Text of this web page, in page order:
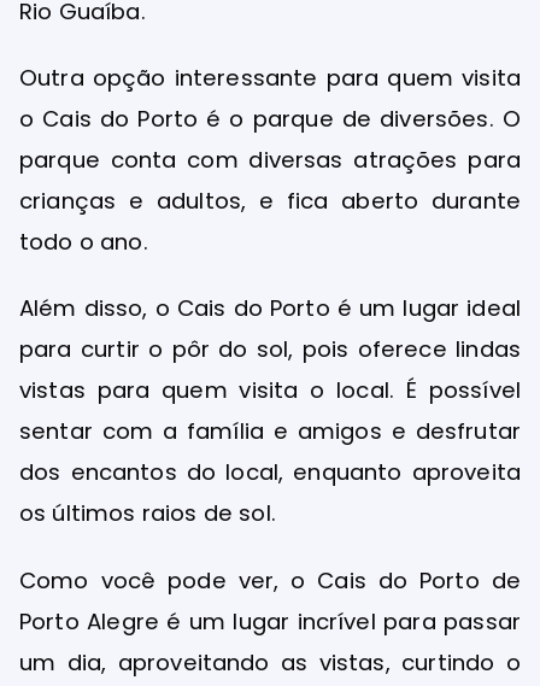
Rio Guaíba.
Outra opção interessante para quem visita
o Cais do Porto é o parque de diversões. O
parque conta com diversas atrações para
crianças e adultos, e fica aberto durante
todo o ano.
Além disso, o Cais do Porto é um lugar ideal
para curtir o pôr do sol, pois oferece lindas
vistas para quem visita o local. É possível
sentar com a família e amigos e desfrutar
dos encantos do local, enquanto aproveita
os últimos raios de sol.
Como você pode ver, o Cais do Porto de
Porto Alegre é um lugar incrível para passar
um dia, aproveitando as vistas, curtindo o